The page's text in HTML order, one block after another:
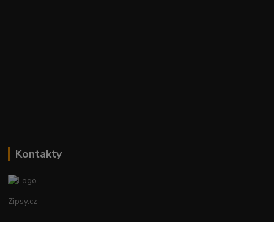
Kontakty
Zipsy.cz